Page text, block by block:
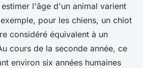
l'âge d'un animal varient
pour les chiens, un chiot
considéré équivalent à un
cours de la seconde année, ce
environ six années humaines